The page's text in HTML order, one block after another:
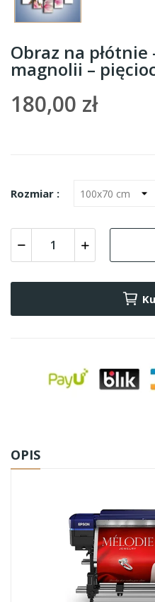
Obraz na
magnolii –
180,00 zł
Rozmiar :
OPIS